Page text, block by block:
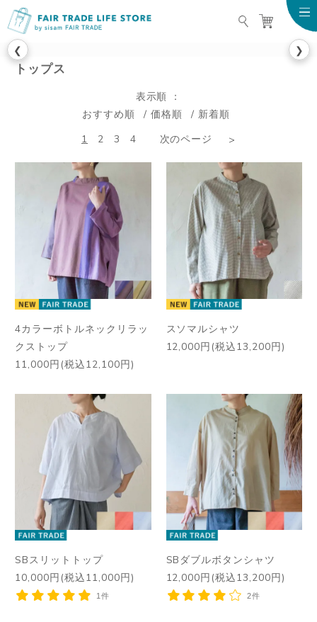
FAIR TRADE LIFE
❮ ❯
トップス
表示順
おすすめ順
価格順
新着順
1
2 3 4 次のページ
4カラーボトルネックリラッ
クストップ
11,000円(税込12,100円)
スソマルシャツ
12,000円(税込13,200円)
SBスリットトップ
10,000円(税込11,000円)
1件
SBダブルボタンシャツ
12,000円(税込13,200円)
2件